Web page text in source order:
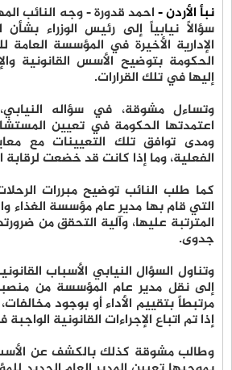
نبأ الأردن -احمد قدورة - وجه النائب
سؤالاً نيابياً إلى رئيس الوزراء بشأن
الإدارية الأخيرة في المؤسسة العامة
الحكومة بتوضيح الأسس القانونية
إليها في تلك القرارات.
وتساءل مشوقة، في سؤاله
اعتمدتها الحكومة في تعيين
ومدى توافق تلك التعيينات مع
الفعلية، وما إذا كانت قد خضعت
كما طلب النائب توضيح مبررات
التي قام بها مدير عام مؤسسة الغذاء
المترتبة عليها، وآلية التحقق من
جدوى.
وتناول السؤال النيابي الأسباب
إلى نقل مدير عام المؤسسة من
مرتبطاً بتقييم الأداء أو بوجود
إذا تم اتباع الإجراءات القانونية
وطالب مشوقة كذلك بالكشف عن